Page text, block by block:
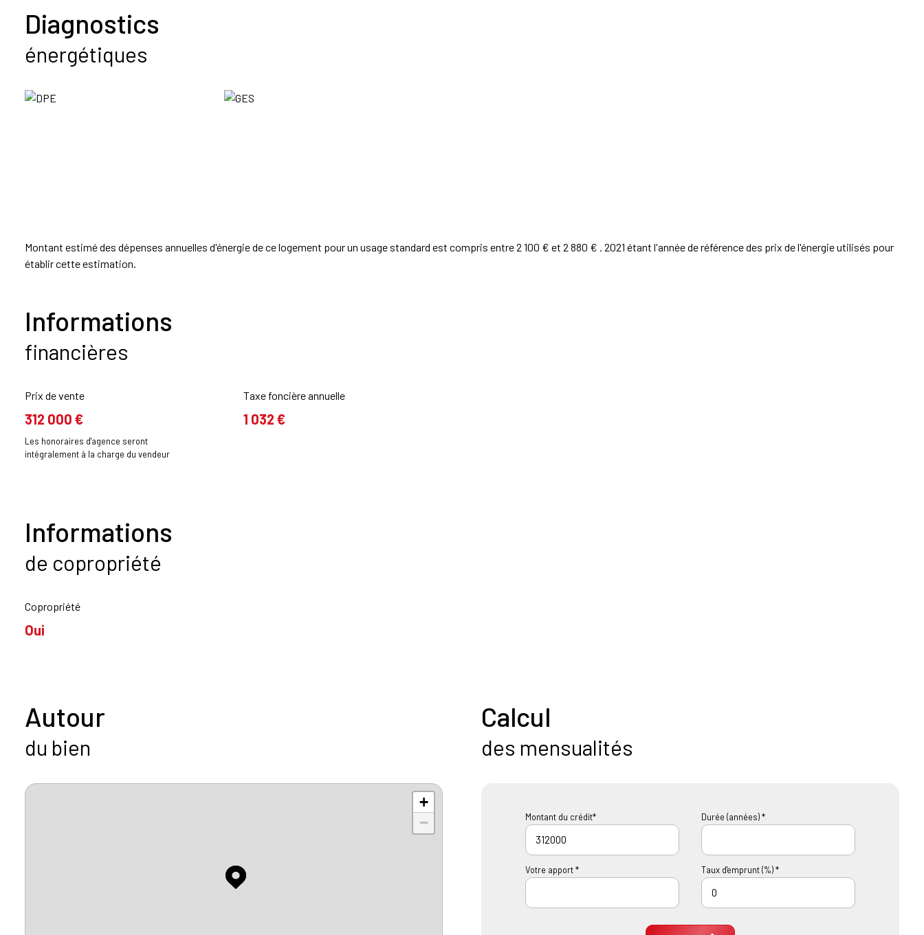
Diagnostics
énergétiques
Montant estimé des dépenses annuelles d'énergie de ce logement pour un usage standard est compris entre 2 100 € et 2 880 € . 2021 étant l'année de référence des prix de l'énergie utilisés pour
établir cette estimation.
Informations
financières
Prix de vente
312 000 €
Les honoraires d'agence seront
intégralement à la charge du vendeur
Taxe foncière annuelle
1 032 €
Informations
de copropriété
Copropriété
Oui
Autour
du bien
+
−
Calcul
des mensualités
Montant du crédit* Durée (années) *
Votre apport * Taux d'emprunt (%) *